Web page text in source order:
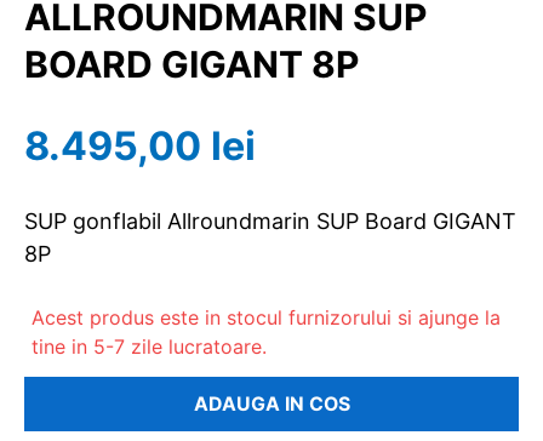
ALLROUNDMARIN SUP
BOARD GIGANT 8P
8.495,00 lei
SUP gonflabil Allroundmarin SUP Board GIGANT
8P
Acest produs este in stocul furnizorului si ajunge la
tine in 5-7 zile lucratoare.
ADAUGA IN COS